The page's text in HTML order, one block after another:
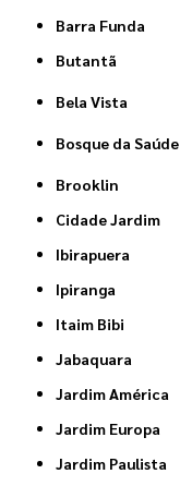
Barra Funda
Butantã
Bela Vista
Bosque da Saúde
Brooklin
Cidade Jardim
Ibirapuera
Ipiranga
Itaim Bibi
Jabaquara
Jardim América
Jardim Europa
Jardim Paulista